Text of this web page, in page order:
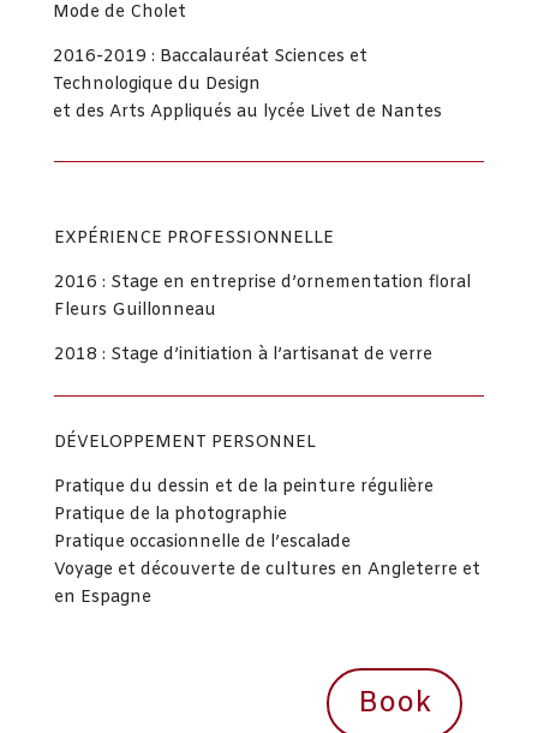
Mode de Cholet
2016-2019 : Baccalauréat Sciences et
Technologique du Design
et des Arts Appliqués au lycée Livet de Nantes
EXPÉRIENCE PROFESSIONNELLE
2016 : Stage en entreprise d’ornementation floral
Fleurs Guillonneau
2018 : Stage d’initiation à l’artisanat de verre
DÉVELOPPEMENT PERSONNEL
Pratique du dessin et de la peinture régulière
Pratique de la photographie
Pratique occasionnelle de l’escalade
Voyage et découverte de cultures en Angleterre et
en Espagne
Book